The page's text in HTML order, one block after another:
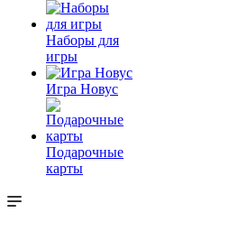
Наборы для
игры
Игра Новус
Подарочные
карты